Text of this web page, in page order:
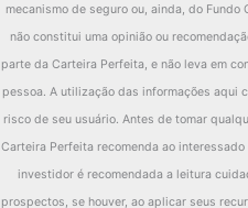
mecanismo de seguro ou, ainda, do
não constitui uma opinião ou
parte da Carteira Perfeita, e não leva em
pessoa. A utilização das informações aqui
risco de seu usuário. Antes de tomar
Carteira Perfeita recomenda ao
investidor é recomendada a leitura
prospectos, se houver, ao aplicar seus